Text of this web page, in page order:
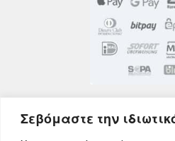
Σεβόμαστε την